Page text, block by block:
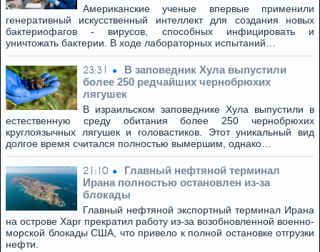
Американские ученые впервые применили
генеративный искусственный интеллект для создания новых
бактериофагов - вирусов, способных инфицировать и
уничтожать бактерии. В ходе лабораторных испытаний…
23:31
В заповедник Хула выпустили
более 250 редчайших чернобрюхих
лягушек
В израильском заповеднике Хула выпустили в
естественную среду обитания более 250 чернобрюхих
круглоязычных лягушек и головастиков. Этот уникальный вид
долгое время считался полностью вымершим, однако…
21:10
Главный нефтяной терминал
Ирана полностью остановлен из-за
блокады
Главный нефтяной экспортный терминал Ирана
на острове Харг прекратил работу из-за возобновленной военно-
морской блокады США, что привело к полной остановке отгрузки
нефти.